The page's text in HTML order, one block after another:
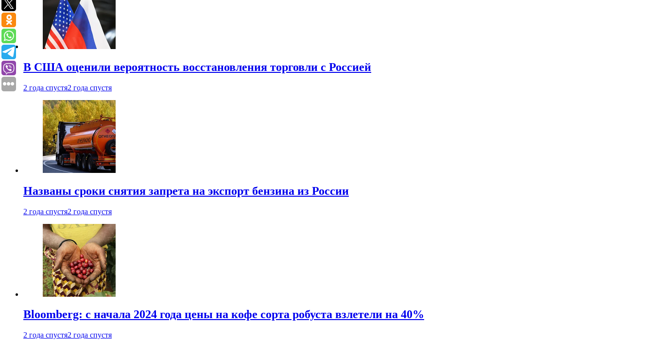
В США оценили вероятность восстановления торговли с Россией
2 года спустя2 года спустя
Названы сроки снятия запрета на экспорт бензина из России
2 года спустя2 года спустя
Bloomberg: с начала 2024 года цены на кофе сорта робуста взлетели на 40%
2 года спустя2 года спустя